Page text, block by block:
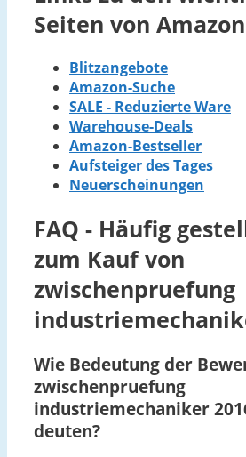
Seiten von Amazon
Blitzangebote
Amazon-Suche
SALE - Reduzierte Ware
Warehouse-Deals
Amazon-Bestseller
Aufsteiger des Tages
Neuerscheinungen
FAQ - Häufig
zum Kauf von
zwischenpruefung
Wie Bedeutung der
zwischenpruefung
industriemechaniker
deuten?